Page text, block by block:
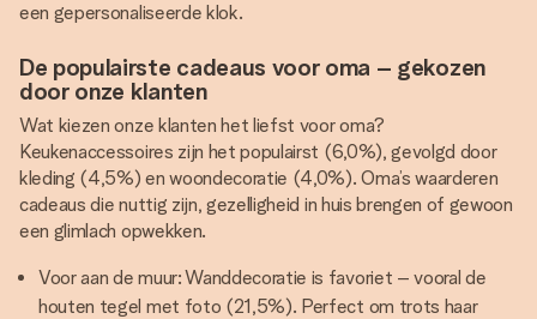
een gepersonaliseerde klok.
De populairste cadeaus voor oma – gekozen
door onze klanten
Wat kiezen onze klanten het liefst voor oma?
Keukenaccessoires zijn het populairst (6,0%), gevolgd door
kleding (4,5%) en woondecoratie (4,0%). Oma’s waarderen
cadeaus die nuttig zijn, gezelligheid in huis brengen of gewoon
een glimlach opwekken.
Voor aan de muur: Wanddecoratie is favoriet – vooral de
houten tegel met foto (21,5%). Perfect om trots haar